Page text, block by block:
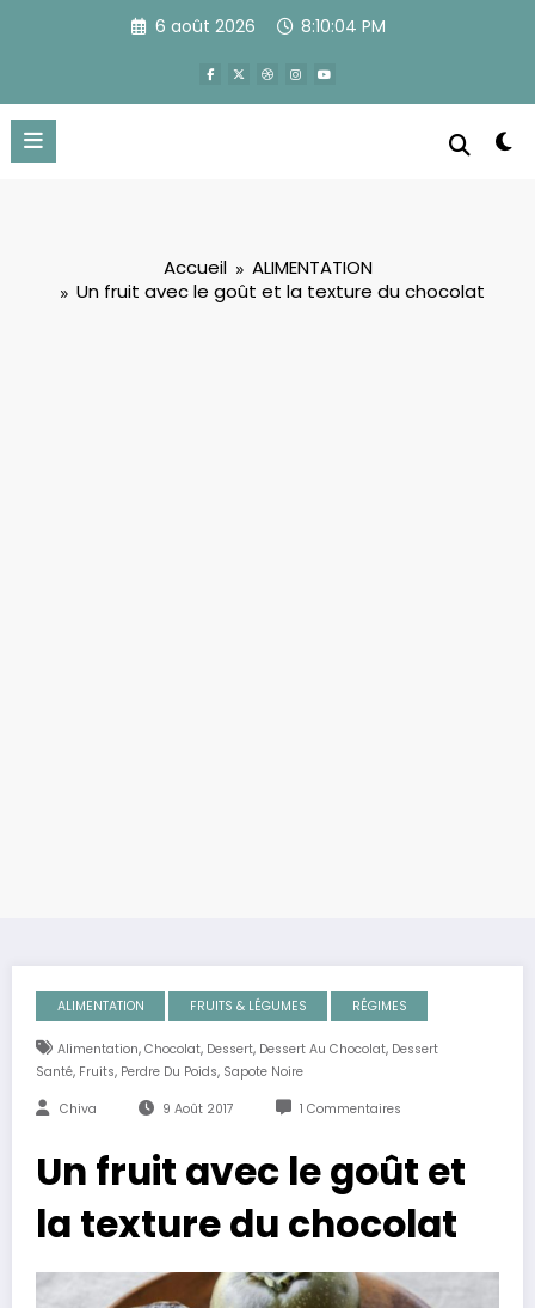
6 août 2026 8:10:05 PM
Accueil
ALIMENTATION
Un fruit avec le goût et la texture du chocolat
ALIMENTATION FRUITS & LÉGUMES RÉGIMES
Alimentation, Chocolat, Dessert, Dessert Au Chocolat, Dessert
Santé, Fruits, Perdre Du Poids, Sapote Noire
Chiva 9 Août 2017 1 Commentaires
Un fruit avec le goût et
la texture du chocolat